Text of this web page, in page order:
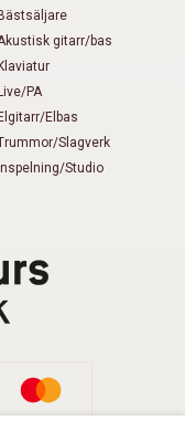
gitarr/bas
PA
Elbas
Slagverk
Studio